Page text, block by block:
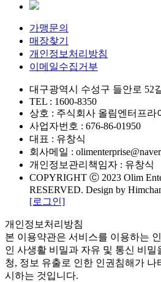
가맹문의
매장찾기
개인정보처리방침
이메일수집거부
대구광역시 수성구 들안로 52
TEL : 1600-8350
상호 : 주식회사 올림엔터프라
사업자번호 : 676-86-01950
대표 : 유창식
회사메일 :
개인정보관리책임자 : 유창식
COPYRIGHT Ⓒ 2023 Olim
RESERVED. Design by
[로그인]
개인정보처리방침
본 이용약관은 서비스를 이용하는
인 사생활 비밀과 자유 및 통신 비밀
청, 정보 유출로 인한 인권침해가 나
시하는 것입니다.